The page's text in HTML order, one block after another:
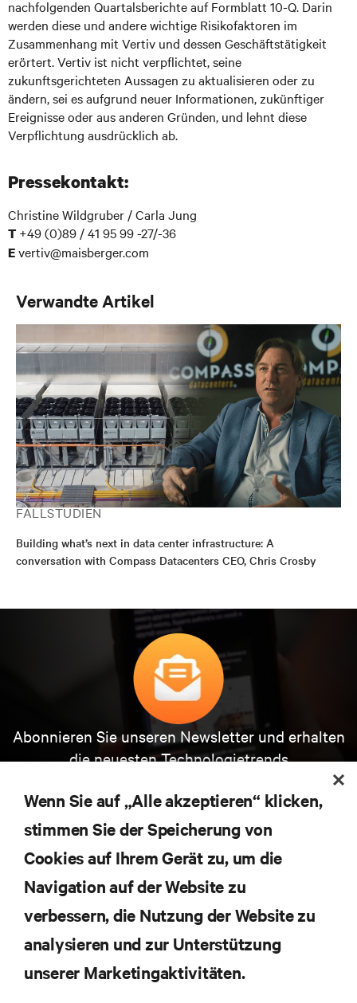
nachfolgenden Quartalsberichte auf Formblatt 10-Q. Darin
werden diese und andere wichtige Risikofaktoren im
Zusammenhang mit Vertiv und dessen Geschäftstätigkeit
erörtert. Vertiv ist nicht verpflichtet, seine
zukunftsgerichteten Aussagen zu aktualisieren oder zu
ändern, sei es aufgrund neuer Informationen, zukünftiger
Ereignisse oder aus anderen Gründen, und lehnt diese
Verpflichtung ausdrücklich ab.
Pressekontakt:
Christine Wildgruber / Carla Jung
T +49 (0)89 / 41 95 99 -27/-36
Evertiv@maisberger.com
Verwandte Artikel
FALLSTUDIEN
Building what’s next in data center infrastructure: A
conversation with Compass Datacenters CEO, Chris Crosby
Abonnieren Sie unseren Newsletter und erhalten
die neuesten Technologietrends
Themen der Branche, mit aktuellen Diskussionen
und Einblicken von Experten in das
Rechenzentrums- und Infrastrukturmanagement.
JETZT ANMELDEN
RESSOURCEN
SUPPORT
Wenn Sie auf „Alle akzeptieren“ klicken,
stimmen Sie der Speicherung von
Cookies auf Ihrem Gerät zu, um die
Navigation auf der Website zu
verbessern, die Nutzung der Website zu
analysieren und zur Unterstützung
unserer Marketingaktivitäten.